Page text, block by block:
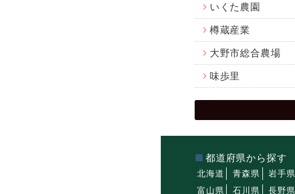
いくた農園
樽蔵産業
大野市総合農場
味歩里
都道府県から探す
北海道 青森県 岩手県
富山県
石川県 長野県